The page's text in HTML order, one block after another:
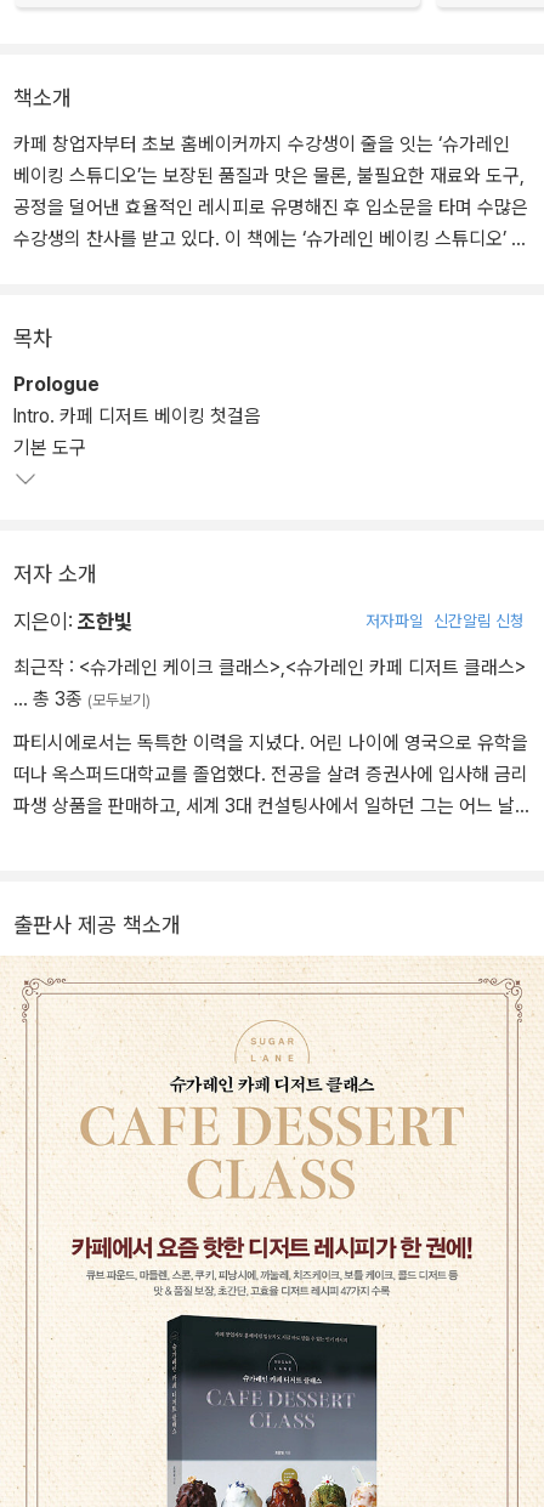
책소개
카페 창업자부터 초보 홈베이커까지 수강생이 줄을 잇는 ‘슈가레인
베이킹 스튜디오’는 보장된 품질과 맛은 물론, 불필요한 재료와 도구,
공정을 덜어낸 효율적인 레시피로 유명해진 후 입소문을 타며 수많은
수강생의 찬사를 받고 있다. 이 책에는 ‘슈가레인 베이킹 스튜디오’ 인
에는 ‘효율성’을 중요하게 생각한다. 치열한 오프라인 매장 환경에서
꼭 필요한, 현실적인 레시피를 제공하고자 노력하는 그는 이 책의 구
성에도 신경을 많이 썼다. 우리나라의 경우 디저트 트렌드가 워낙 빠
르게 변화하기 때문에 많은 홈베이커와 디저트 소비자들은 언제나 새
만 수록했다.
목차
Prologue
Intro. 카페 디저트 베이킹 첫걸음
기본 도구
저자 소개
지은이: 조한빛 저자파일 신간알림 신청
최근작 : <슈가레인 케이크 클래스> <슈가레인 카페 디저트 클래스>
… 총 3종 (모두보기)
파티시에로서는 독특한 이력을 지녔다. 어린 나이에 영국으로 유학을
떠나 옥스퍼드대학교를 졸업했다. 전공을 살려 증권사에 입사해 금리
파생 상품을 판매하고, 세계 3대 컨설팅사에서 일하던 그는 어느 날
단지 예쁘고 맛있는 디저트를 만드는 것에서 그치지 않았다. 전직 컨
설턴트답게 사업적인 관점으로 접근한다. 취미가 아니라 창업을 하여
직접 매장을 운영했던 그는 디저트를 만들고, 판매하는 데 필요한 노
하우와 그간의 고민을 고스란히 클래스에 녹여냈다. 이것은 조한빛
파티시에가 추구하는 클래스의 방향성이자 그만의 특장점이 되었다.
그래서 저자가 운영하는 슈가레인 베이킹 클래스에는 창업자부터 열
성 홈베이커까지 약 3,000명이 넘는 수강생들이 다녀갔고 지금, 이
순간에도 많은 창업자와 홈베이커가 다시 그를 찾아오고 있다. 더불
어 디저트 카페 메뉴를 폭넓게 소개하고자 유튜브 채널을 운영하며 4
4만 구독자와 활발한 소통을 이어가고 있다. 인스타그램 @sugarlan
e.korea 유튜브 슈가레인 조한빛, Hanbit Cho 웹사이트 www.suga
rlane.kr 스마트스토어 슈가레인마켓
출판사 제공 책소개